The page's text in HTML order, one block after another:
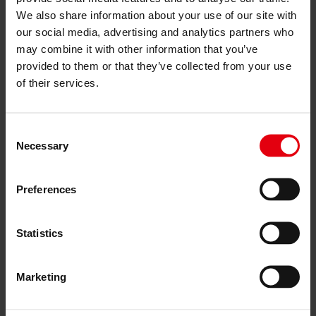
We also share information about your use of our site with
our social media, advertising and analytics partners who
may combine it with other information that you’ve
provided to them or that they’ve collected from your use
of their services.
Selection
Necessary
Preferences
Statistics
Marketing
Технічний та екологічний аудит
Сертифікація «зеленого будівництва»
Оцінка збитків та руйнувань
Планування та контроль витрат по проєкту
ІТ-послуги
Проєкти
Про нас